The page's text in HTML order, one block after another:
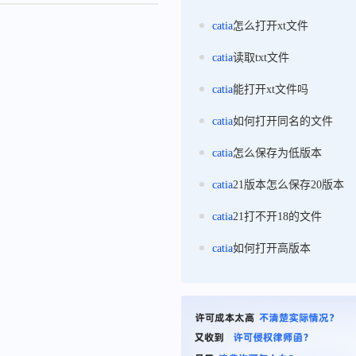
catia怎么打开xt文件
catia读取txt文件
catia能打开xt文件吗
catia如何打开同名的文件
catia怎么保存为低版本
catia21版本怎么保存20版本
catia21打不开18的文件
catia如何打开高版本